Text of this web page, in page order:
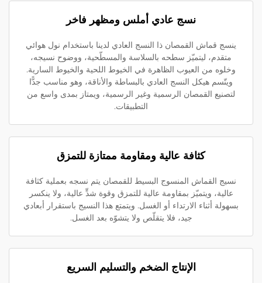
نسج عادي أملس ومظهر فاخر
ينسج قماش القمصان ذا النسج العادي لدينا باستخدام نول هوائي
متقدم، ليتميّز سطحه بالسلاسة والمسطّحية، ووضوح نسيجه،
وخلوه من العيوب الظاهرة في الخيوط اللحية والخيوط السارية.
ويتّسم هيكل النسج العادي بالبساطة والأناقة، وهو مناسب جدًّا
لتصنيع القمصان الرسمية وغير الرسمية، ويمتاز بمدى واسع من
التطبيقات.
كثافة عالية ومقاومة ممتازة للتمزق
نسيج القماش المنسوج البسيط للقمصان يتم نسجه بعملية كثافة
عالية، ويتميّز بمقاومة عالية للتمزق وقوة شدٍّ عالية، ولا ينكسر
بسهولة أثناء الارتداء أو الغسل. ويتمتع هذا النسيج باستقرار أبعادي
جيد، فلا يتقلّص ولا يتشوّه بعد الغسل.
الإنتاج الضخم والتسليم السريع